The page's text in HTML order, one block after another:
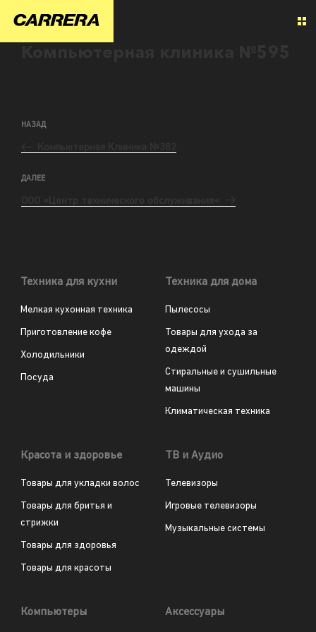
НАЗАД
ДАЛЕЕ
Техника для кухни
Мелкая кухонная техника
Приготовление кофе
Холодильники
Посуда
Техника для дома
Пылесосы
Товары для ухода за
одеждой
Стиральные и сушильные
машины
Климатическая техника
Красота и здоровье
Товары для укладки волос
Товары для бритья и
стрижки
Товары для здоровья
Товары для красоты
ТВ и Аудио
Телевизоры
Игровые телевизоры
Музыкальные системы
Компьютеры Аксессуары